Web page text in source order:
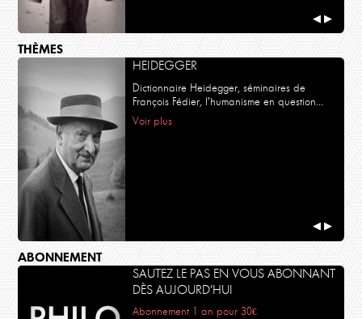
◀ ▶
THÈMES
HEIDEGGER
Dictionnaire Heidegger, séminaires de
François Fédier, l'humanisme en question...
Voir plus
◀ ▶
ABONNEMENT
SAUTEZ LE PAS EN VOUS ABONNANT
DÈS AUJOURD’HUI
Abonnement 1 an pour 30€